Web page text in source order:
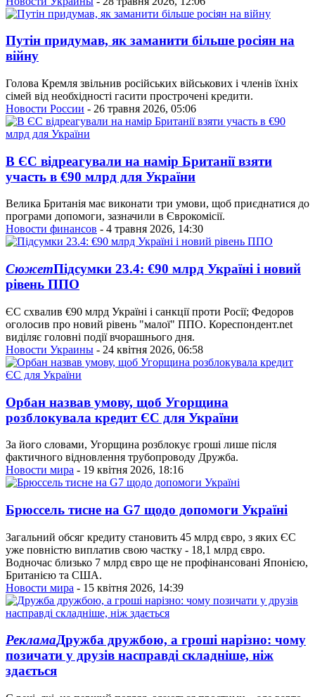
Путін придумав, як заманити більше росіян на
війну
Голова Кремля звільнив російських військових і членів їхніх
сімей від необхідності гасити прострочені кредити.
Новости России - 26 травня 2026, 05:06
В ЄС відреагували на намір Британії взяти
участь в €90 млрд для України
Велика Британія має виконати три умови, щоб приєднатися до
програми допомоги, зазначили в Єврокомісії.
Новости финансов - 4 травня 2026, 14:30
СюжетПідсумки 23.4: €90 млрд Україні і новий
рівень ППО
ЄС схвалив €90 млрд Україні і санкції проти Росії; Федоров
оголосив про новий рівень "малої" ППО. Кореспондент.net
виділяє головні події вчорашнього дня.
Новости Украины - 24 квітня 2026, 06:58
Орбан назвав умову, щоб Угорщина
розблокувала кредит ЄС для України
За його словами, Угорщина розблокує гроші лише після
фактичного відновлення трубопроводу Дружба.
Новости мира - 19 квітня 2026, 18:16
Брюссель тисне на G7 щодо допомоги Україні
Загальний обсяг кредиту становить 45 млрд євро, з яких ЄС
уже повністю виплатив свою частку - 18,1 млрд євро.
Водночас близько 7 млрд євро ще не профінансовані Японією,
Британією та США.
Новости мира - 15 квітня 2026, 14:39
РекламаДружба дружбою, а гроші нарізно: чому
позичати у друзів насправді складніше, ніж
здається